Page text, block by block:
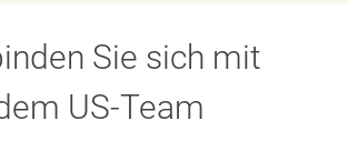
Sie sich mit
US-Team